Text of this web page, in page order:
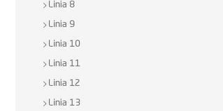
Linia 8
Linia 9
Linia 10
Linia 11
Linia 12
Linia 13